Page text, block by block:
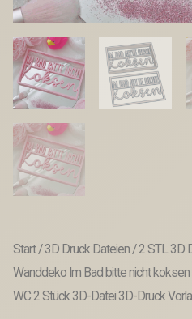
Start/3D Druck Dateien / 2 STL 3D
Wanddeko Im Bad bitte nicht
WC 2 Stück 3D-Datei 3D-Druck